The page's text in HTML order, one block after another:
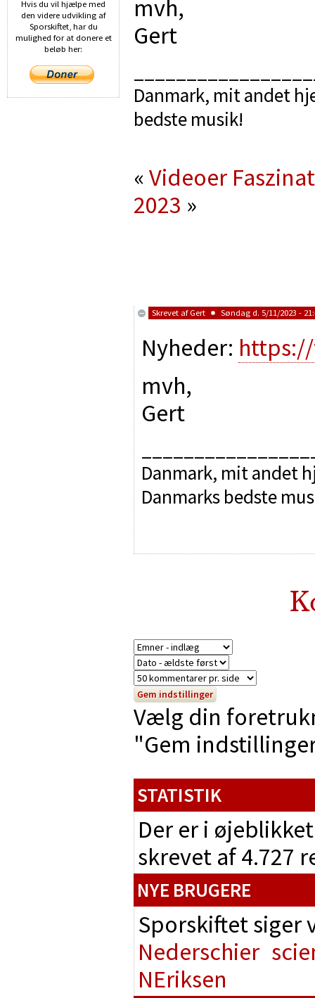
mvh,
Gert
Danmark, mit andet
bedste musik!
«Videoer
2023 »
Skrevet af Gert Søndag d. 5/11/2023 -
Nyheder:
mvh,
Gert
Danmark, mit andet
Danmarks bedste
Vælg din
"Gem
STATISTIK
Der er i
skrevet af 4.727
NYE BRUGERE
Sporskiftet
Nederschier
NEriksen
Hvis du vil hjælpe med
den videre udvikling af
Sporskiftet, har du
mulighed for at donere et
beløb her: